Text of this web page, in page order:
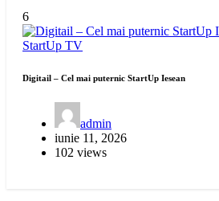
6
StartUp TV
Digitail – Cel mai puternic StartUp Iesean
admin
iunie 11, 2026
102 views